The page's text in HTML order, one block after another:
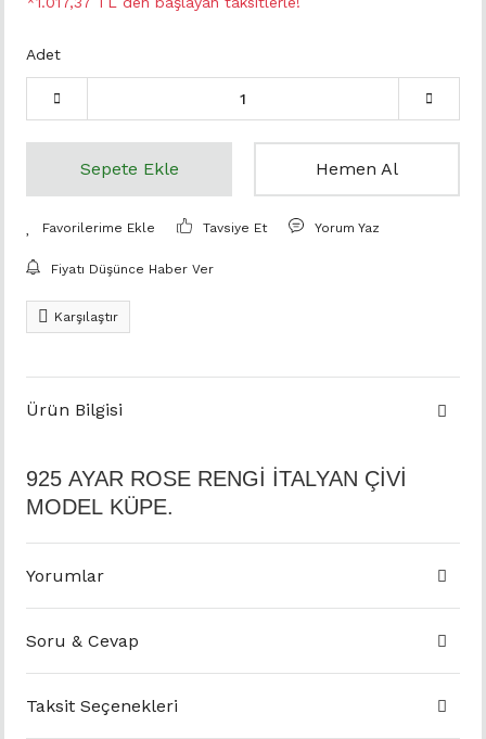
Adet
Sepete Ekle Hemen Al
Tavsiye Et Yorum Yaz
Fiyatı Düşünce Haber Ver
Karşılaştır
Ürün Bilgisi
925 AYAR ROSE RENGİ İTALYAN ÇİVİ
MODEL KÜPE.
Yorumlar
Soru & Cevap
Taksit Seçenekleri